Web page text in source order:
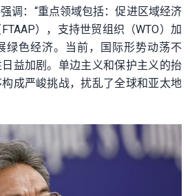
调：“重点领域包括：促进区域经济
），支持世贸组织（WTO）加
绿色经济。当前，国际形势动荡不
益加剧。单边主义和保护主义的抬
成严峻挑战，扰乱了全球和亚太地